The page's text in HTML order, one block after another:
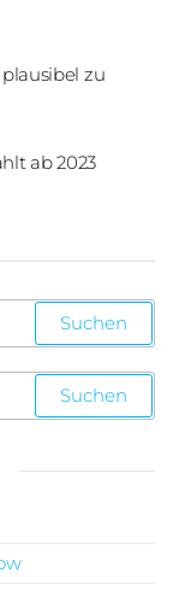
zu
ab 2023